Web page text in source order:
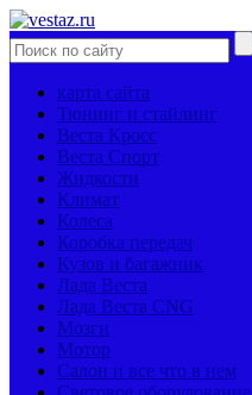
карта сайта
Тюнинг и стайлинг
Веста Кросс
Веста Спорт
Жидкости
Климат
Колеса
Коробка передач
Кузов и багажник
Лада Веста
Лада Веста CNG
Мозги
Мотор
Салон и все что в нем